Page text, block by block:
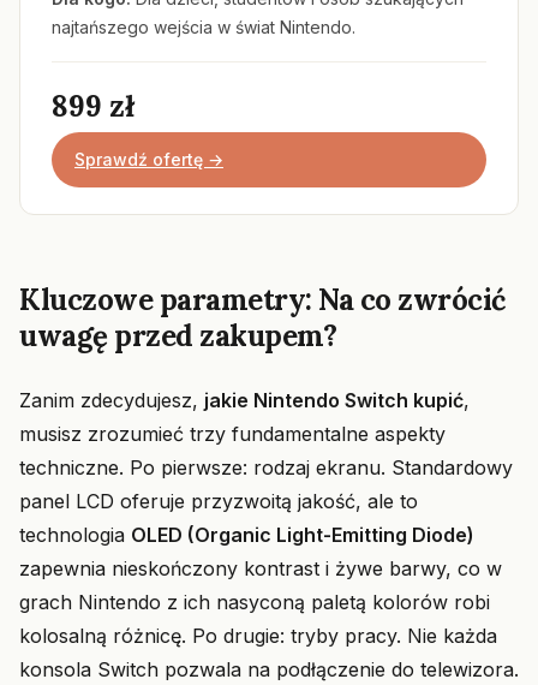
najtańszego wejścia w świat Nintendo.
899 zł
Sprawdź ofertę →
Kluczowe parametry: Na co zwrócić
uwagę przed zakupem?
Zanim zdecydujesz, jakie Nintendo Switch kupić,
musisz zrozumieć trzy fundamentalne aspekty
techniczne. Po pierwsze: rodzaj ekranu. Standardowy
panel LCD oferuje przyzwoitą jakość, ale to
technologia OLED (Organic Light-Emitting Diode)
zapewnia nieskończony kontrast i żywe barwy, co w
grach Nintendo z ich nasyconą paletą kolorów robi
kolosalną różnicę. Po drugie: tryby pracy. Nie każda
konsola Switch pozwala na podłączenie do telewizora.